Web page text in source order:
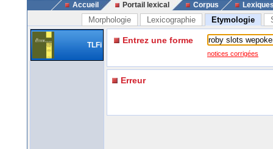
Accueil Portail lexical Corpus
Morphologie Lexicographie Etymologie
TLFi Entrez une forme
notices corrigées
Erreur